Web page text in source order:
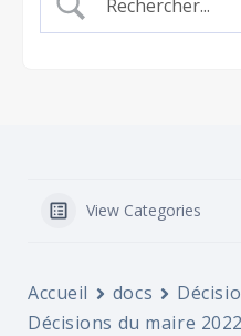
View Categories
Accueil docs
Décisions du maire 2022